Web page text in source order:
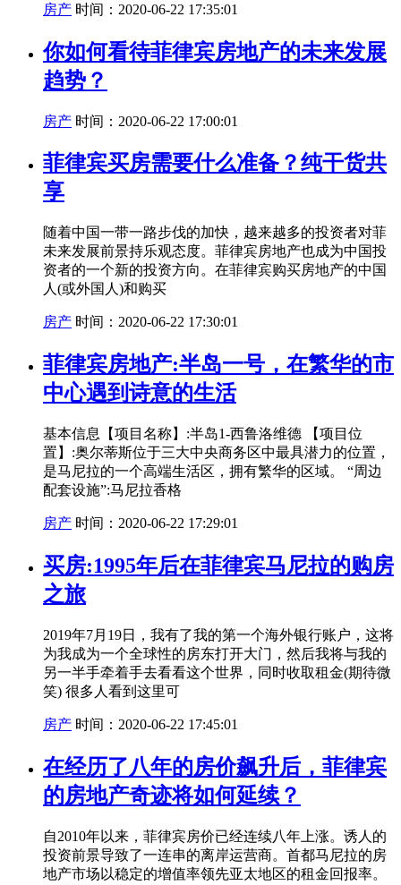
房产 时间：2020-06-22 17:35:01
你如何看待菲律宾房地产的未来发展
趋势？
房产 时间：2020-06-22 17:00:01
菲律宾买房需要什么准备？纯干货共
享
随着中国一带一路步伐的加快，越来越多的投资者对菲
未来发展前景持乐观态度。菲律宾房地产也成为中国投
资者的一个新的投资方向。在菲律宾购买房地产的中国
人(或外国人)和购买
房产 时间：2020-06-22 17:30:01
菲律宾房地产:半岛一号，在繁华的市
中心遇到诗意的生活
基本信息【项目名称】:半岛1-西鲁洛维德 【项目位
置】:奥尔蒂斯位于三大中央商务区中最具潜力的位置，
是马尼拉的一个高端生活区，拥有繁华的区域。 “周边
配套设施”:马尼拉香格
房产 时间：2020-06-22 17:29:01
买房:1995年后在菲律宾马尼拉的购房
之旅
2019年7月19日，我有了我的第一个海外银行账户，这将
为我成为一个全球性的房东打开大门，然后我将与我的
另一半手牵着手去看看这个世界，同时收取租金(期待微
笑) 很多人看到这里可
房产 时间：2020-06-22 17:45:01
在经历了八年的房价飙升后，菲律宾
的房地产奇迹将如何延续？
自2010年以来，菲律宾房价已经连续八年上涨。诱人的
投资前景导致了一连串的离岸运营商。首都马尼拉的房
地产市场以稳定的增值率领先亚太地区的租金回报率。